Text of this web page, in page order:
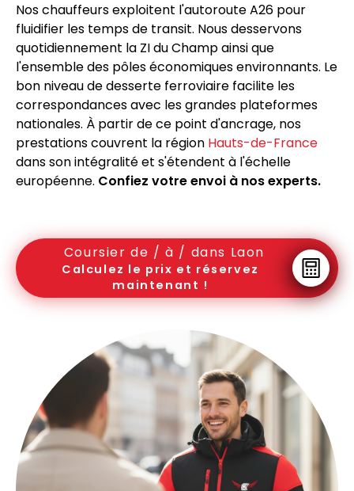
Nos chauffeurs exploitent l'autoroute A26 pour
fluidifier les temps de transit. Nous desservons
quotidiennement la ZI du Champ ainsi que
l'ensemble des pôles économiques environnants. Le
bon niveau de desserte ferroviaire facilite les
correspondances avec les grandes plateformes
nationales. À partir de ce point d'ancrage, nos
prestations couvrent la région Hauts-de-France
dans son intégralité et s'étendent à l'échelle
européenne. Confiez votre envoi à nos experts.
Coursier de / à / dans Laon
Calculez le prix et réservez
maintenant !